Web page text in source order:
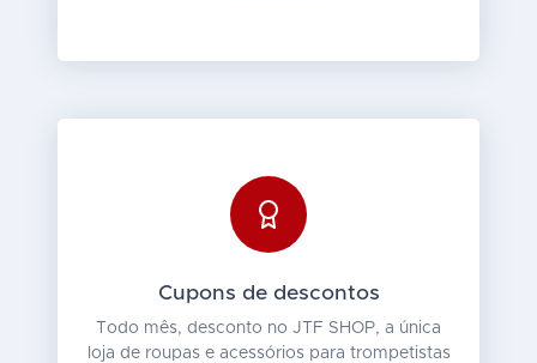
Cupons de descontos
Todo mês, desconto no JTF SHOP, a única
loja de roupas e acessórios para trompetistas